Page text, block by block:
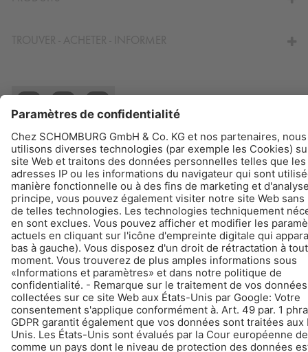
© Schomburg. Impression |La protection des données|Informations de protection des
données
Conception et réalisation +| LOUIS INTERNET